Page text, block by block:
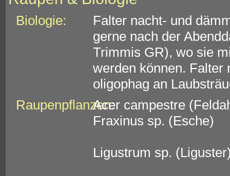
Biologie:
Falter nacht- und
gerne nach der
Trimmis GR), wo sie
werden können. Falter
oligophag an
Raupenpflanzen:Acer campestre
Fraxinus sp. (Esche)
Ligustrum sp.